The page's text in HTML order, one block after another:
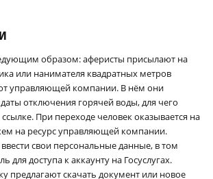
образом: аферисты присылают на
или нанимателя квадратных метров
управляющей компании. В нём они
отключения горячей воды, для чего
При переходе человек оказывается на
на ресурс управляющей компании.
свои персональные данные, в том
для доступа к аккаунту на Госуслугах.
предлагают скачать документ или новое